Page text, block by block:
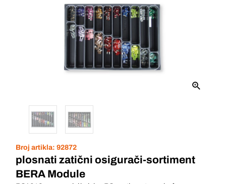
Broj artikla: 92872
plosnati zatični osigurači-sortiment
BERA Module